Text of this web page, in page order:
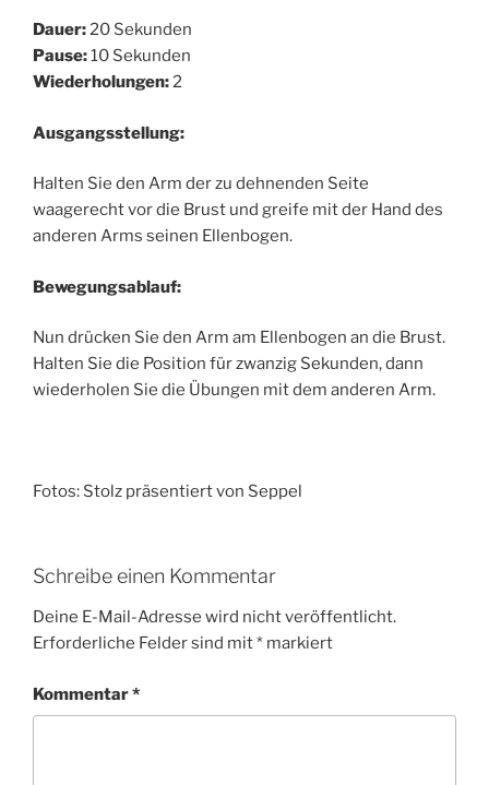
Dauer:20 Sekunden
Pause:10 Sekunden
Wiederholungen:2
Ausgangsstellung:
Halten Sie den Arm der zu dehnenden Seite
waagerecht vor die Brust und greife mit der Hand des
anderen Arms seinen Ellenbogen.
Bewegungsablauf:
Nun drücken Sie den Arm am Ellenbogen an die Brust.
Halten Sie die Position für zwanzig Sekunden, dann
wiederholen Sie die Übungen mit dem anderen Arm.
Fotos: Stolz präsentiert von Seppel
Schreibe einen Kommentar
Deine E-Mail-Adresse wird nicht veröffentlicht.
Erforderliche Felder sind mit* markiert
Kommentar*